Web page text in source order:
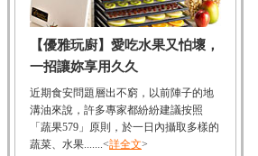
【優雅玩廚】愛吃水果又怕壞，
一招讓妳享用久久
近期食安問題層出不窮，以前陣子的地
溝油來說，許多專家都紛紛建議按照
「蔬果579」原則，於一日內攝取多樣的
蔬菜、水果.......<詳全文>